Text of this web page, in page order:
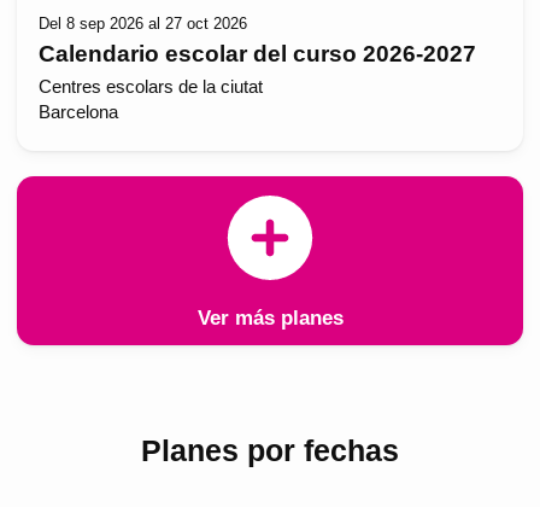
Del 8 sep 2026 al 27 oct 2026
Calendario escolar del curso 2026-2027
Centres escolars de la ciutat
Barcelona
Ver más planes
Planes por fechas